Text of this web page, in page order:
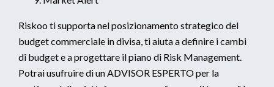
Riskoo ti supporta nel posizionamento strategico del
budget commerciale in divisa, ti aiuta a definire i cambi
di budget e a progettare il piano di Risk Management.
Potrai usufruire di un ADVISOR ESPERTO per la